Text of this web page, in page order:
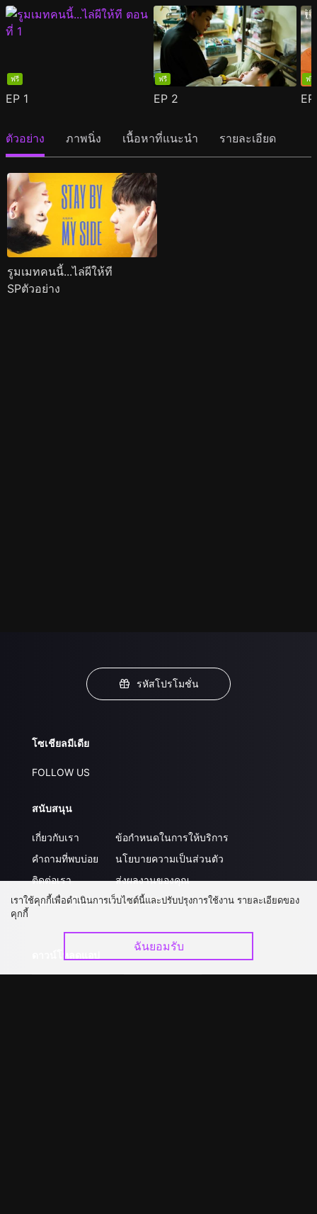
ฟรี
EP 1
ฟรี
EP 2
ฟรี
ตัวอย่าง ภาพนิ่ง เนื้อหาที่แนะนำ รายละเอียด
รูมเมทคนนี้...ไล่ผีให้ที
SPตัวอย่าง
รหัสโปรโมชั่น
โซเชียลมีเดีย
FOLLOW US
สนับสนุน
เกี่ยวกับเรา
คำถามที่พบบ่อย
ติดต่อเรา
อัปเกรด วีไอพี
ข้อกำหนดในการให้บริการ
นโยบายความเป็นส่วนตัว
ส่งผลงานของคุณ
ร่วมงานกับเรา
เราใช้คุกกี้เพื่อดำเนินการเว็บไซต์นี้และปรับปรุงการใช้งาน รายละเอียดของ
คุกกี้
ฉันยอมรับ